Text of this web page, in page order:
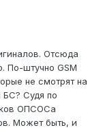
Отсюда
По-штучно GSM
не смотрят на
БС? Судя по
ОПСОСа
Может быть, и